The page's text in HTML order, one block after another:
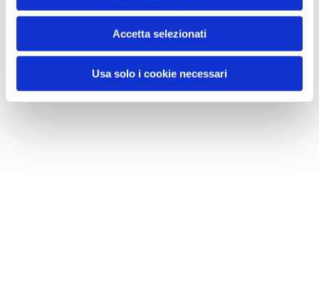
Accetta selezionati
Usa solo i cookie necessari